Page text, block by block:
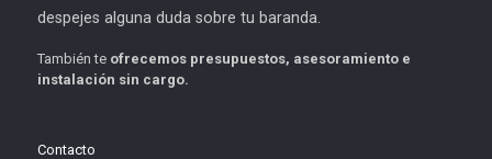
despejes alguna duda sobre tu baranda.
También te ofrecemos presupuestos, asesoramiento e
instalación sin cargo.
Contacto